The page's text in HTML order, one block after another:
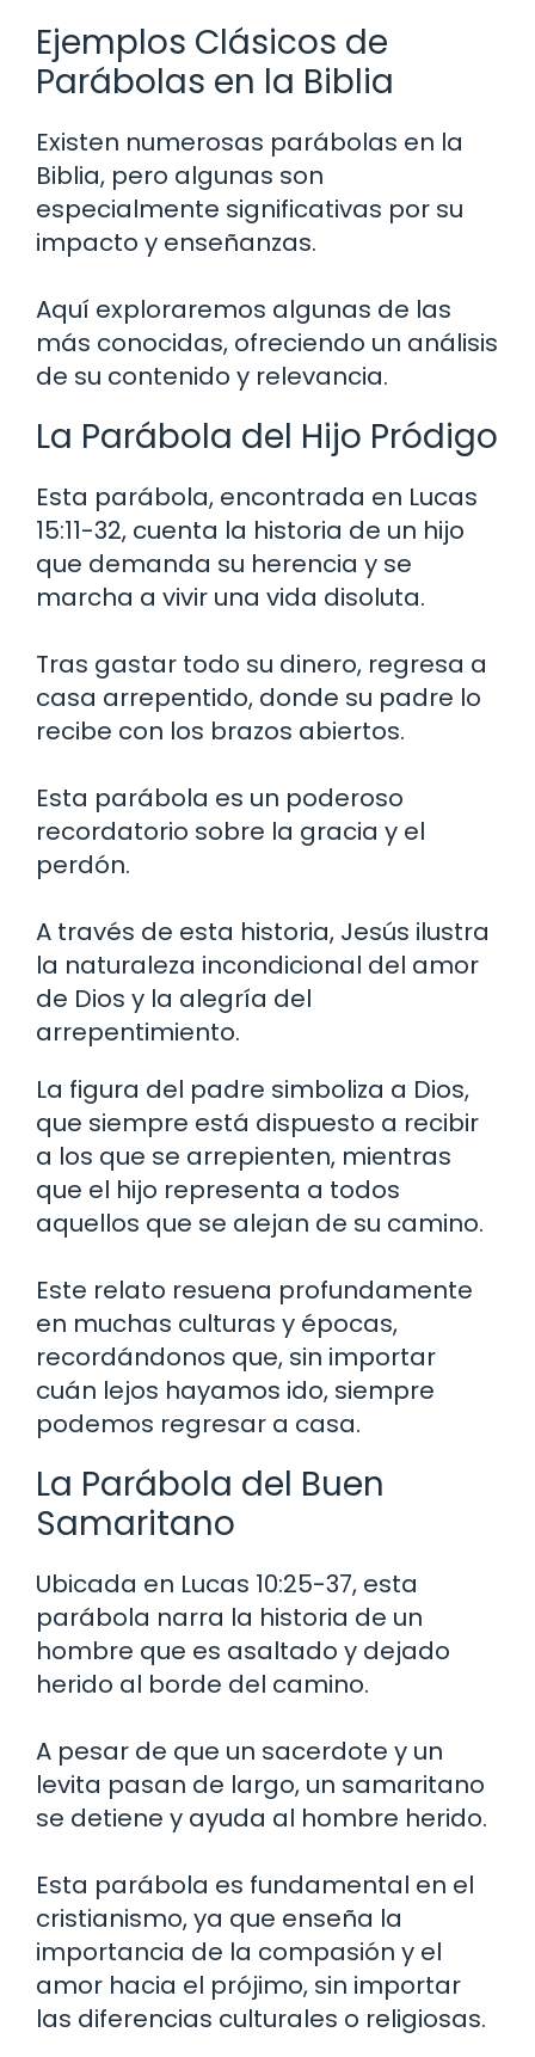
Ejemplos Clásicos de
Parábolas en la Biblia
Existen numerosas parábolas en la
Biblia, pero algunas son
especialmente significativas por su
impacto y enseñanzas.
Aquí exploraremos algunas de las
más conocidas, ofreciendo un análisis
de su contenido y relevancia.
La Parábola del Hijo Pródigo
Esta parábola, encontrada en Lucas
15:11-32, cuenta la historia de un hijo
que demanda su herencia y se
marcha a vivir una vida disoluta.
Tras gastar todo su dinero, regresa a
casa arrepentido, donde su padre lo
recibe con los brazos abiertos.
Esta parábola es un poderoso
recordatorio sobre la gracia y el
perdón.
A través de esta historia, Jesús ilustra
la naturaleza incondicional del amor
de Dios y la alegría del
arrepentimiento.
La figura del padre simboliza a Dios,
que siempre está dispuesto a recibir
a los que se arrepienten, mientras
que el hijo representa a todos
aquellos que se alejan de su camino.
Este relato resuena profundamente
en muchas culturas y épocas,
recordándonos que, sin importar
cuán lejos hayamos ido, siempre
podemos regresar a casa.
La Parábola del Buen
Samaritano
Ubicada en Lucas 10:25-37, esta
parábola narra la historia de un
hombre que es asaltado y dejado
herido al borde del camino.
A pesar de que un sacerdote y un
levita pasan de largo, un samaritano
se detiene y ayuda al hombre herido.
Esta parábola es fundamental en el
cristianismo, ya que enseña la
importancia de la compasión y el
amor hacia el prójimo, sin importar
las diferencias culturales o religiosas.